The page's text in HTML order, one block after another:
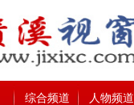
综合频道 人物频道